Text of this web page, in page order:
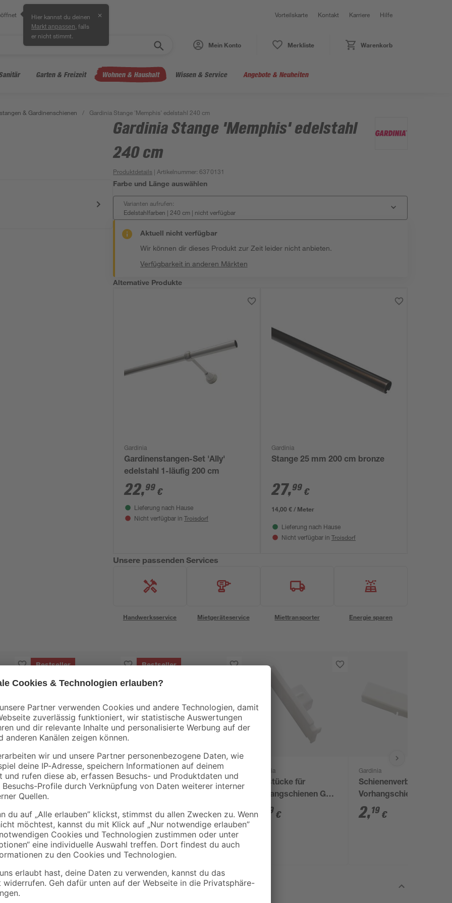
Hier kannst du deinen
Markt anpassen , falls
er nicht stimmt.
✕ Vorteilskarte Kontakt Karriere Hilfe
Mein Konto Merkliste Warenkorb
Garten & Freizeit Wohnen & Haushalt Wissen & Service Angebote & Neuheiten
& Gardinenschienen / Gardinia Stange 'Memphis' edelstahl 240 cm
Gardinia Stange 'Memphis' edelstahl
240 cm
Produktdetails | Artikelnummer:6370131
Farbe und Länge auswählen
Varianten aufrufen:
Edelstahlfarben | 240 cm | nicht verfügbar
Aktuell nicht verfügbar
Wir können dir dieses Produkt zur Zeit leider nicht anbieten.
Verfügbarkeit in anderen Märkten
Alternative Produkte
Gardinia
Gardinenstangen-Set 'Ally'
edelstahl 1-läufig 200 cm
22,99 €
Lieferung nach Hause
Nicht verfügbar in Troisdorf
Gardinia
Stange 25 mm 200 cm bronze
27,99 €
14,00 € / Meter
Lieferung nach Hause
Nicht verfügbar in Troisdorf
Unsere passenden Services
Handwerksservice Mietgeräteservice Miettransporter Energie sparen
Alu-
Bestseller
Gardinia
Rollringe für
Vorhangschienen 100
6, 99 €
Bestseller
Ventilkopf
14, 99 €
Gardinia
Endstücke für
Vorhangschienen GE
1 weiß 2 Stück
2 19 €
Gardinia
Schienenverbinder für
Vorhangschienen
weiß
2,19 €